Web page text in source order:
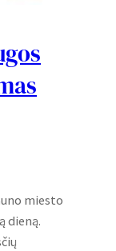
miesto
dieną.